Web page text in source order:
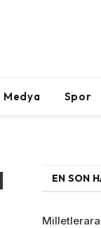
Medya Spor
EN SON